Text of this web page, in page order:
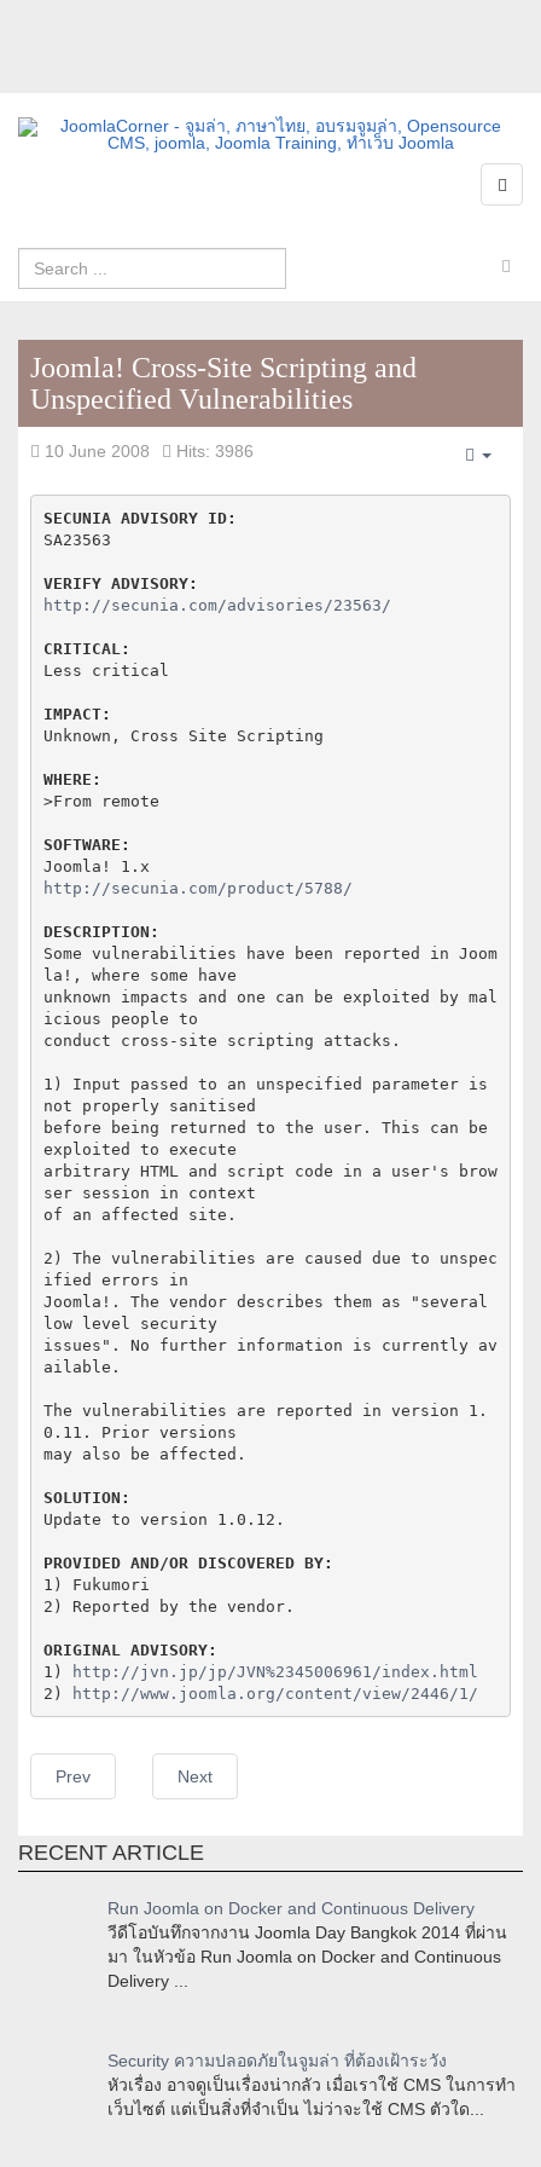
Joomla! Cross-Site Scripting and
Unspecified Vulnerabilities
10 June 2008
Hits: 3986
SECUNIA ADVISORY ID:
SA23563
VERIFY ADVISORY:
http://secunia.com/advisories/23563/
CRITICAL:
Less critical
IMPACT:
Unknown, Cross Site Scripting
WHERE:
>From remote
SOFTWARE:
http://secunia.com/product/5788/
DESCRIPTION:
Some vulnerabilities have been reported in Joom
la!, where some have
unknown impacts and one can be exploited by mal
icious people to
conduct cross-site scripting attacks.
1) Input passed to an unspecified parameter is
not properly sanitised
before being returned to the user. This can be
exploited to execute
arbitrary HTML and script code in a user's brow
ser session in context
of an affected site.
2) The vulnerabilities are caused due to unspec
ified errors in
Joomla!. The vendor describes them as "several
low level security
issues". No further information is currently av
ailable.
The vulnerabilities are reported in version 1.
0.11. Prior versions
may also be affected.
SOLUTION:
Update to version 1.0.12.
PROVIDED AND/OR DISCOVERED BY:
1) Fukumori
2) Reported by the vendor.
ORIGINAL ADVISORY:
1)
http://jvn.jp/jp/JVN%2345006961/index.html
2)
http://www.joomla.org/content/view/2446/1/
Prev Next
RECENT ARTICLE
Run Joomla on Docker and Continuous Delivery
วีดีโอบันทึกจากงาน Joomla Day Bangkok 2014 ที่ผ่าน
มา ในหัวข้อ Run Joomla on Docker and Continuous
Delivery ...
Security ความปลอดภัยในจูมล่า ที่ต้องเฝ้าระวัง
หัวเรื่อง อาจดูเป็นเรื่องน่ากลัว เมื่อเราใช้ CMS ในการทำ
เว็บไซต์ แต่เป็นสิ่งที่จำเป็น ไม่ว่าจะใช้ CMS ตัวใด...